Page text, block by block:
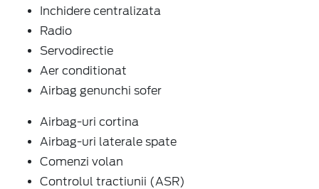
Inchidere centralizata
Radio
Servodirectie
Aer conditionat
Airbag genunchi sofer
Airbag-uri cortina
Airbag-uri laterale spate
Comenzi volan
Controlul tractiunii (ASR)